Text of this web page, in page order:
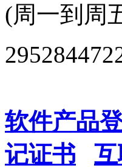
(周一到周
软件产品
记证书